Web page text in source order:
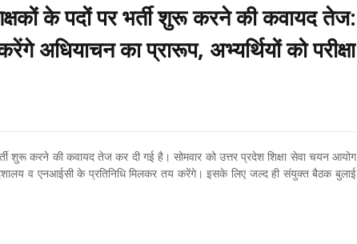
के पदों पर भर्ती शुरू करने की कवायद तेज:
का प्रारूप, अभ्यर्थियों को परीक्षा
शुरू करने की कवायद तेज कर दी गई है। सोमवार को उत्तर प्रदेश शिक्षा सेवा चयन आयोग
व एनआईसी के प्रतिनिधि मिलकर तय करेंगे। इसके लिए जल्द ही संयुक्त बैठक बुलाई